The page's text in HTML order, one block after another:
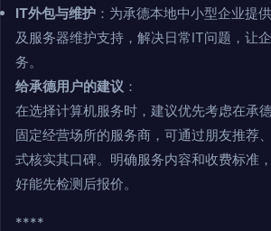
IT外包与维护 ：为承德本地中小型企业提
及服务器维护支持，解决日常IT问题，让
务。
给承德用户的建议 ：
在选择计算机服务时，建议优先考虑在承
固定经营场所的服务商，可通过朋友推荐
式核实其口碑。明确服务内容和收费标准
好能先检测后报价。
****